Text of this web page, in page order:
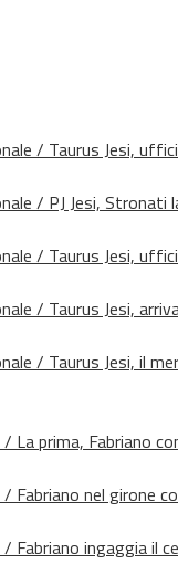
/ Taurus Jesi,
/ PJ Jesi, Stronati
/ Taurus Jesi,
/ Taurus Jesi,
/ Taurus Jesi, il
La prima, Fabriano
Fabriano nel girone
Fabriano ingaggia il